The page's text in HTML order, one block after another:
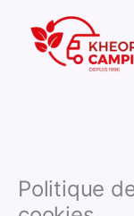
contenu
Politique